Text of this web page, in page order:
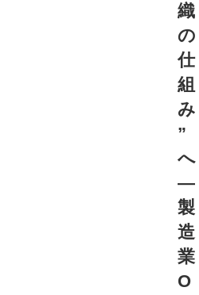
織
の
仕
組
み
”
へ
―
製
造
業
O